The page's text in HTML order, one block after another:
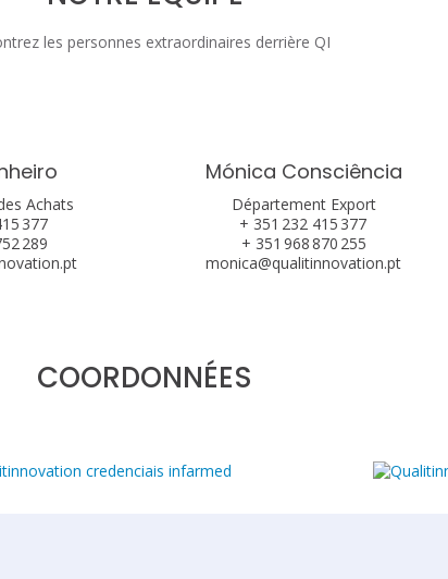
les personnes extraordinaires derrière QI
Achats
377
289
Mónica Consciência
Département Export
+ 351 232 415 377
+ 351 968 870 255
monica@qualitinnovation.pt
COORDONNÉES